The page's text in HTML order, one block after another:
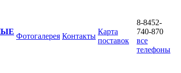
Фотогалерея Контакты
Карта
поставок
8-8452-
740-870
все
телефоны